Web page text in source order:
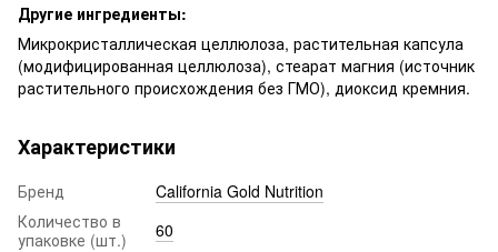
Другие ингредиенты:
Микрокристаллическая целлюлоза, растительная капсула
(модифицированная целлюлоза), стеарат магния (источник
растительного происхождения без ГМО), диоксид кремния.
Характеристики
Бренд
California Gold Nutrition
Количество в
упаковке (шт.)
60